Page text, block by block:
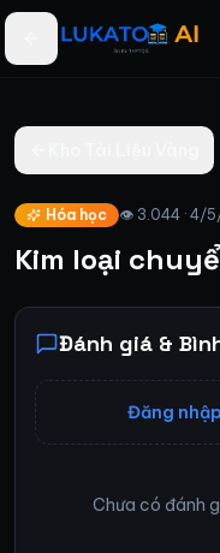
Bỏ qua đến nội dung
Hóa học 👁 3.044 · 4/
Kim loại
Đánh giá &
Đăng nhập
Chưa có đánh